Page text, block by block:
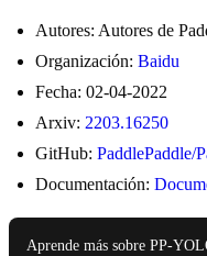
Autores: Autores de
Organización: Baidu
Fecha: 02-04-2022
Arxiv: 2203.16250
GitHub: PaddlePaddle/
Documentación:
Aprende más sobre PP-